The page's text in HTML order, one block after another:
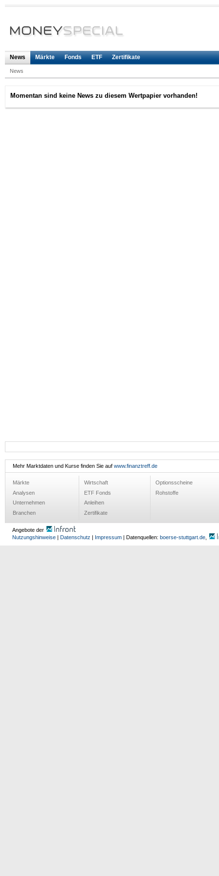
News Märkte Fonds ETF Zertifikate
News
Momentan sind keine News zu diesem Wertpapier vorhanden!
Mehr Marktdaten und Kurse finden Sie auf www.finanztreff.de
Märkte
Analysen
Unternehmen
Branchen
Wirtschaft
ETF Fonds
Anleihen
Zertifikate
Optionsscheine
Rohstoffe
Angebote der
Nutzungshinweise | Datenschutz | Impressum | Datenquellen: boerse-stuttgart.de